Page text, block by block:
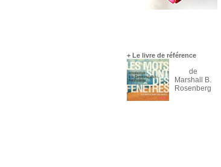
+ Le livre de référence
de
Marshall B.
Rosenberg